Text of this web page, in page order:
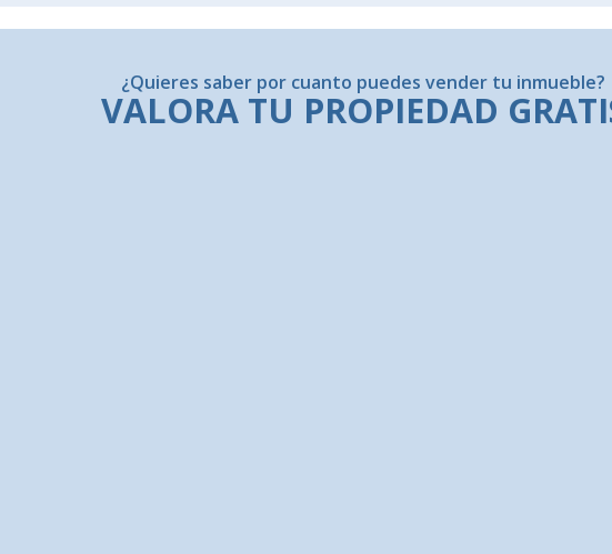
¿Quieres saber por cuanto puedes vender tu inmueble?
VALORA TU PROPIEDAD